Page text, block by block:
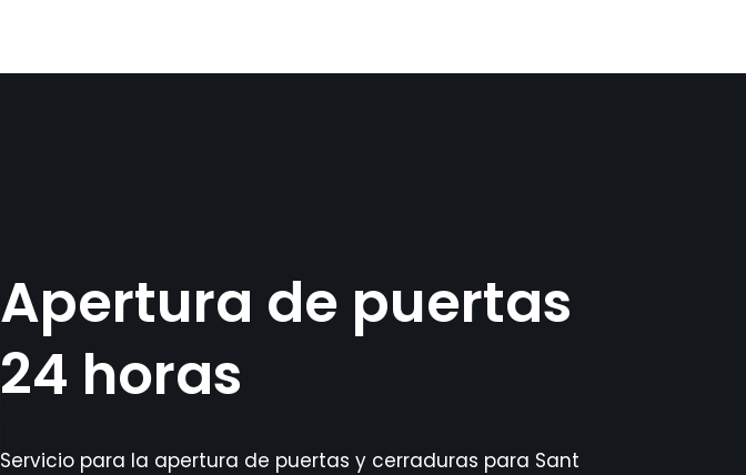
Apertura de puertas
24 horas
Servicio para la apertura de puertas y cerraduras para Sant